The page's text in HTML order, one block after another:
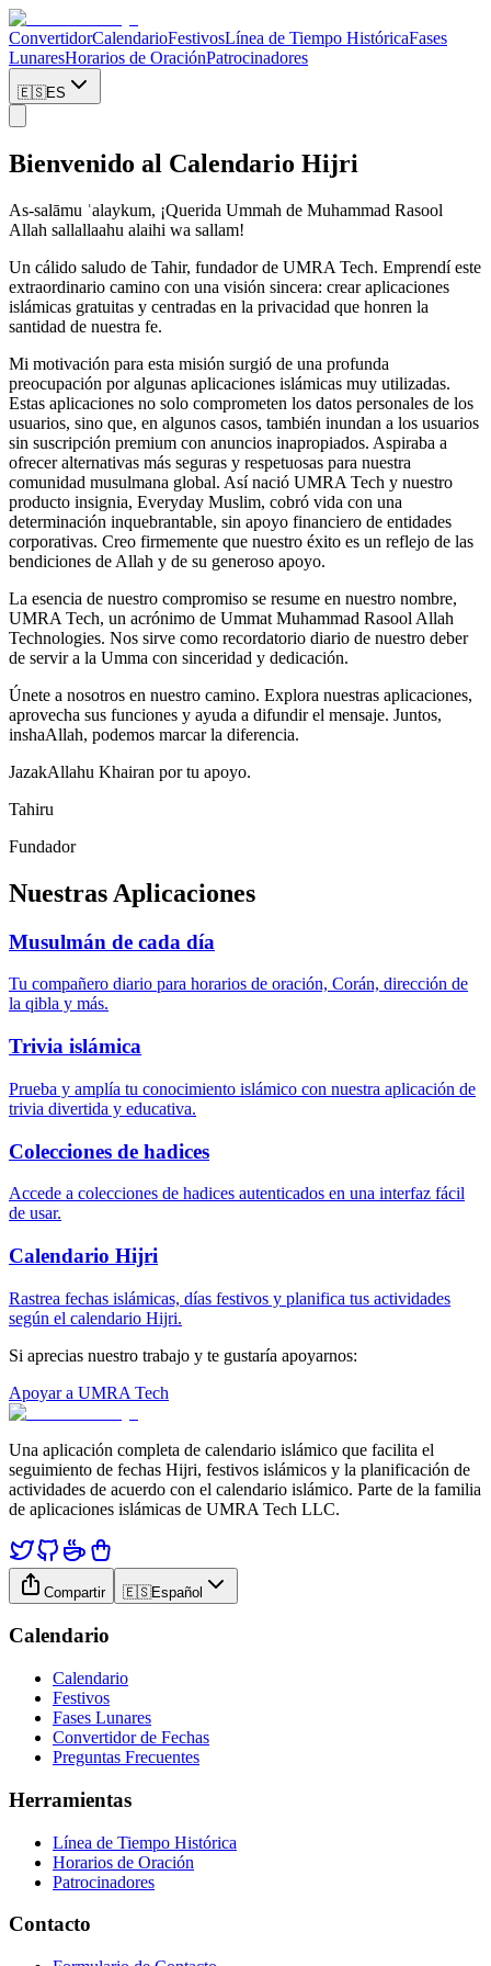
ConvertidorCalendarioFestivosLínea de Tiempo HistóricaFases
LunaresHorarios de OraciónPatrocinadores
🇪🇸ES
Bienvenido al Calendario Hijri
As-salāmu ʿalaykum, ¡Querida Ummah de Muhammad Rasool
Allah sallallaahu alaihi wa sallam!
Un cálido saludo de Tahir, fundador de UMRA Tech. Emprendí este
extraordinario camino con una visión sincera: crear aplicaciones
islámicas gratuitas y centradas en la privacidad que honren la
santidad de nuestra fe.
Mi motivación para esta misión surgió de una profunda
preocupación por algunas aplicaciones islámicas muy utilizadas.
Estas aplicaciones no solo comprometen los datos personales de los
usuarios, sino que, en algunos casos, también inundan a los usuarios
sin suscripción premium con anuncios inapropiados. Aspiraba a
ofrecer alternativas más seguras y respetuosas para nuestra
comunidad musulmana global. Así nació UMRA Tech y nuestro
producto insignia, Everyday Muslim, cobró vida con una
determinación inquebrantable, sin apoyo financiero de entidades
corporativas. Creo firmemente que nuestro éxito es un reflejo de las
bendiciones de Allah y de su generoso apoyo.
La esencia de nuestro compromiso se resume en nuestro nombre,
UMRA Tech, un acrónimo de Ummat Muhammad Rasool Allah
Technologies. Nos sirve como recordatorio diario de nuestro deber
de servir a la Umma con sinceridad y dedicación.
Únete a nosotros en nuestro camino. Explora nuestras aplicaciones,
aprovecha sus funciones y ayuda a difundir el mensaje. Juntos,
inshaAllah, podemos marcar la diferencia.
JazakAllahu Khairan por tu apoyo.
Tahiru
Fundador
Nuestras Aplicaciones
Musulmán de cada día
Tu compañero diario para horarios de oración, Corán, dirección de
la qibla y más.
Trivia islámica
Prueba y amplía tu conocimiento islámico con nuestra aplicación de
trivia divertida y educativa.
Colecciones de hadices
Accede a colecciones de hadices autenticados en una interfaz fácil
de usar.
Calendario Hijri
Rastrea fechas islámicas, días festivos y planifica tus actividades
según el calendario Hijri.
Si aprecias nuestro trabajo y te gustaría apoyarnos:
Apoyar a UMRA Tech
Una aplicación completa de calendario islámico que facilita el
seguimiento de fechas Hijri, festivos islámicos y la planificación de
actividades de acuerdo con el calendario islámico. Parte de la familia
de aplicaciones islámicas de UMRA Tech LLC.
Compartir 🇪🇸Español
Calendario
Calendario
Festivos
Fases Lunares
Convertidor de Fechas
Preguntas Frecuentes
Herramientas
Línea de Tiempo Histórica
Horarios de Oración
Patrocinadores
Contacto